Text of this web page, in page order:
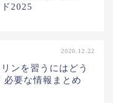
2025
2020.12.22
ンを習うにはどう
必要な情報まとめ